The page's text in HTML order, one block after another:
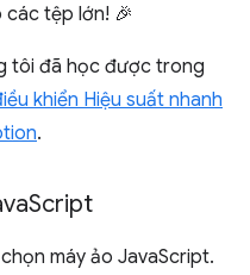
tệp lớn! 🎉
tôi đã học được trong
khiển Hiệu suất nhanh
.
Script
máy ảo JavaScript.